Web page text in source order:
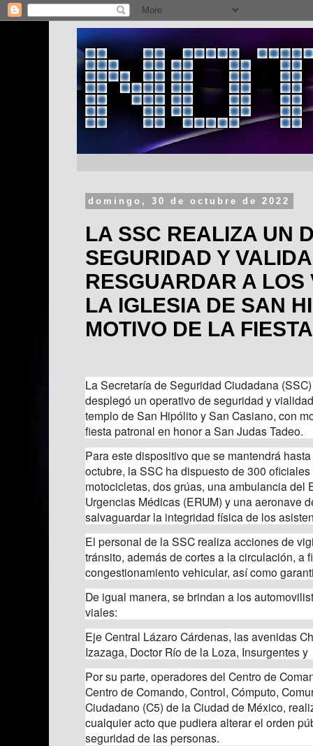
domingo, 30 de octubre de 2022
LA SSC REALIZA UN
SEGURIDAD Y
RESGUARDAR A LOS
LA IGLESIA DE SAN
MOTIVO DE LA
La Secretaría de Seguridad Ciudadana
desplegó un operativo de seguridad y
templo de San Hipólito y San Casiano, con
fiesta patronal en honor a San Judas Tadeo.
Para este dispositivo que se mantendrá
octubre, la SSC ha dispuesto de 300
motocicletas, dos grúas, una ambulancia del
Urgencias Médicas (ERUM) y una aeronave
salvaguardar la integridad física de los
El personal de la SSC realiza acciones de
tránsito, además de cortes a la circulación, a
congestionamiento vehicular, así como
De igual manera, se brindan a los
viales:
Eje Central Lázaro Cárdenas, las avenidas
Izazaga, Doctor Río de la Loza, Insurgentes
Por su parte, operadores del Centro de
Centro de Comando, Control, Cómputo,
Ciudadano (C5) de la Ciudad de México,
cualquier acto que pudiera alterar el orden
seguridad de las personas.